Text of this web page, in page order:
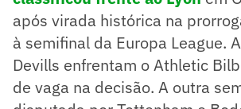
após virada histórica na
à semifinal da Europa League.
Devills enfrentam o Athletic
de vaga na decisão. A outra